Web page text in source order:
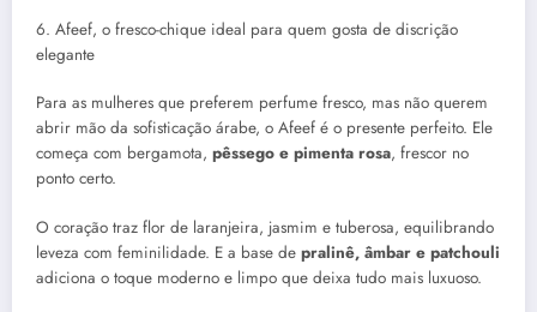
6. Afeef, o fresco-chique ideal para quem gosta de discrição
elegante
Para as mulheres que preferem perfume fresco, mas não querem
abrir mão da sofisticação árabe, o Afeef é o presente perfeito. Ele
começa com bergamota, pêssego e pimenta rosa, frescor no
ponto certo.
O coração traz flor de laranjeira, jasmim e tuberosa, equilibrando
leveza com feminilidade. E a base de pralinê, âmbar e patchouli
adiciona o toque moderno e limpo que deixa tudo mais luxuoso.